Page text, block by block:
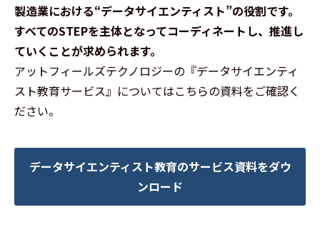
製造業における“データサイエンティスト”の役割です。
すべてのSTEPを主体となってコーディネートし、推進し
ていくことが求められます。
アットフィールズテクノロジーの『データサイエンティ
スト教育サービス』についてはこちらの資料をご確認く
ださい。
データサイエンティスト教育のサービス資料をダウ
ンロード